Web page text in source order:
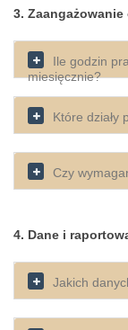
3.
Ile godzin
miesięcznie?
Które działy
Czy
4. Dane i
Jakich